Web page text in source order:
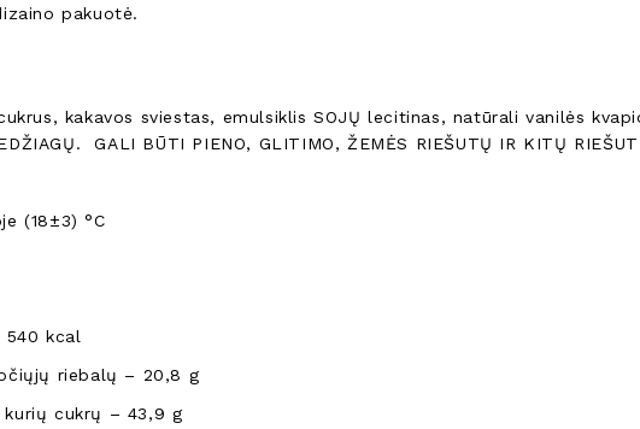
pakuotė.
kakavos sviestas, emulsiklis SOJŲ lecitinas, natūrali vanilės
GALI BŪTI PIENO, GLITIMO, ŽEMĖS RIEŠUTŲ IR KITŲ
(18±3) °C
kcal
riebalų – 20,8 g
kurių cukrų – 43,9 g